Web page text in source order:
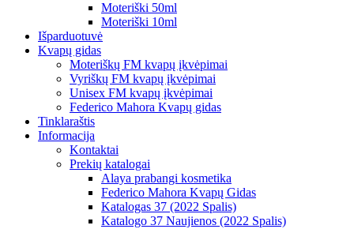
Moteriški 50ml
Moteriški 10ml
Išparduotuvė
Kvapų gidas
Moteriškų FM kvapų įkvėpimai
Vyriškų FM kvapų įkvėpimai
Unisex FM kvapų įkvėpimai
Federico Mahora Kvapų gidas
Tinklaraštis
Informacija
Kontaktai
Prekių katalogai
Alaya prabangi kosmetika
Federico Mahora Kvapų Gidas
Katalogas 37 (2022 Spalis)
Katalogo 37 Naujienos (2022 Spalis)